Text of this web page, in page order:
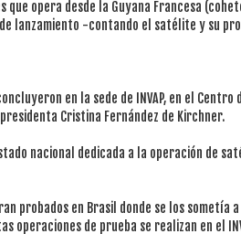
que opera desde la Guyana Francesa
lanzamiento -contando el satélite y su
en la sede de INVAP, en el Centro
Cristina Fernández de Kirchner.
nacional dedicada a la operación de
probados en Brasil donde se los sometía
operaciones de prueba se realizan en el